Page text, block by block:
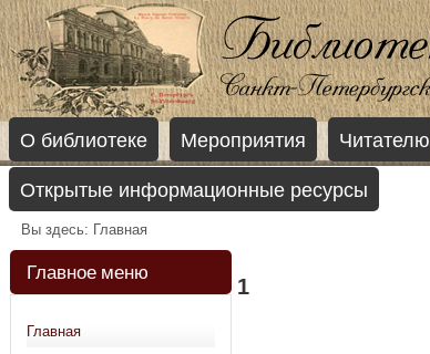
О библиотеке Мероприятия Читателю
Открытые информационные ресурсы
Вы здесь: Главная
Главное меню
Главная
1